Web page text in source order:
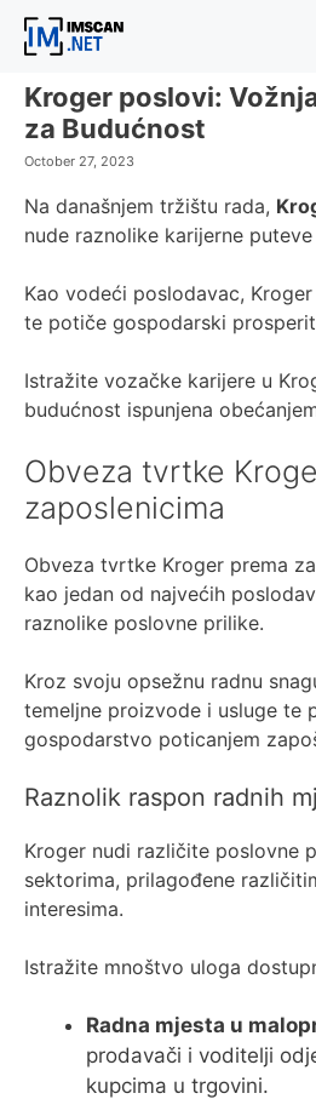
Skip
Kroger poslovi:
za Budućnost
October 27, 2023
Na današnjem tržištu rada,
nude raznolike karijerne
Kao vodeći poslodavac,
te potiče gospodarski
Istražite vozačke karijere u
budućnost ispunjena
Obveza tvrtke
zaposlenicima
Obveza tvrtke Kroger prema
kao jedan od najvećih
raznolike poslovne prilike.
Kroz svoju opsežnu radnu
temeljne proizvode i usluge te
gospodarstvo poticanjem
Raznolik raspon radnih
Kroger nudi različite poslovne
sektorima, prilagođene
interesima.
Istražite mnoštvo uloga
Radna mjesta u
prodavači i voditelji
kupcima u trgovini.